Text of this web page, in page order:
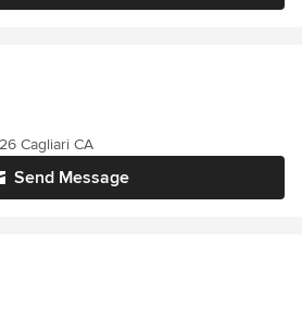
Send Message
Cagliari CA